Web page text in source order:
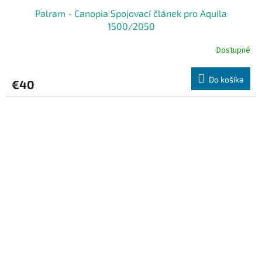
Palram - Canopia Spojovací článek pro Aquila
1500/2050
Dostupné
€40 Do košíka